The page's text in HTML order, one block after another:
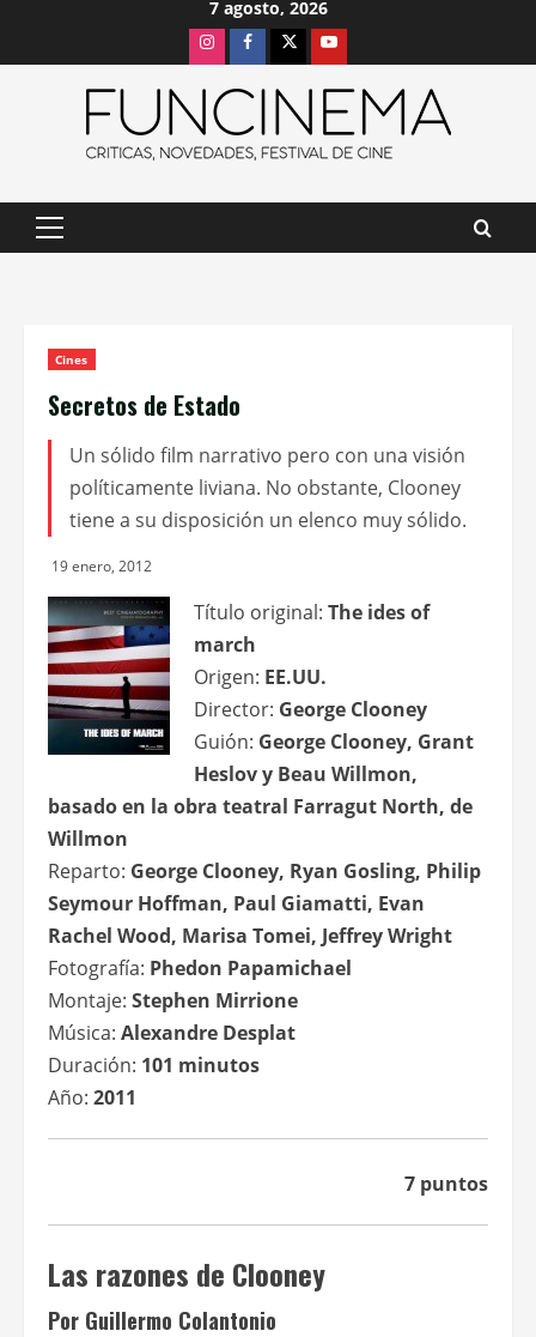
7 agosto, 2026
InstagramFacebook
X Youtube
Menú
Cines
Secretos de Estado
Un sólido film narrativo pero con una visión
políticamente liviana. No obstante, Clooney
tiene a su disposición un elenco muy sólido.
19 enero, 2012
Título original: The ides of
march
Origen: EE.UU.
Director: George Clooney
Guión: George Clooney, Grant
Heslov y Beau Willmon,
basado en la obra teatral Farragut North, de
Willmon
Reparto: George Clooney, Ryan Gosling, Philip
Seymour Hoffman, Paul Giamatti, Evan
Rachel Wood, Marisa Tomei, Jeffrey Wright
Fotografía: Phedon Papamichael
Montaje: Stephen Mirrione
Música: Alexandre Desplat
Duración: 101 minutos
Año: 2011
7 puntos
Las razones de Clooney
Por Guillermo Colantonio